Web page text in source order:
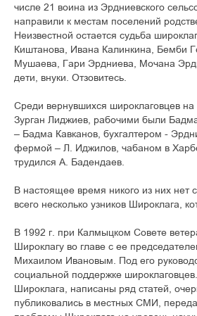
числе 21 воина из Эрдниевского
направили к местам поселений
Неизвестной остается судьба
Киштанова, Ивана Калинкина, Бемби
Мушаева, Гари Эрдниева, Мочана
дети, внуки. Отзовитесь.
Среди вернувшихся широклаговцев
Зурган Лиджиев, рабочими были
– Бадма Кавканов, бухгалтером -
фермой – Л. Иджилов, чабаном в
трудился А. Бадендаев.
В настоящее время никого из них
всего несколько узников Широклага,
В 1992 г. при Калмыцком Совете
Широклагу во главе с ее
Михаилом Ивановым. Под его
социальной поддержке
Широклага, написаны ряд статей,
публиковались в местных СМИ,